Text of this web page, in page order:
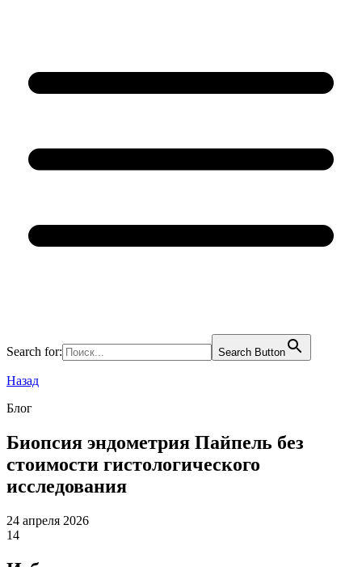
Search for: Search Button
Назад
Блог
Биопсия эндометрия Пайпель без
стоимости гистологического
исследования
24 апреля 2026
14